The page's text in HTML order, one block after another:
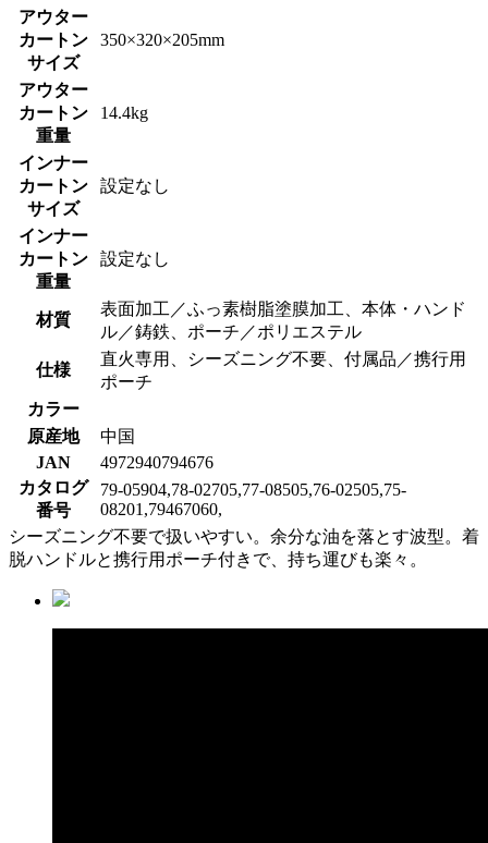
アウター
カートン
サイズ
350×320×205mm
アウター
カートン
重量
14.4kg
インナー
カートン
サイズ
設定なし
インナー
カートン
重量
設定なし
材質
表面加工／ふっ素樹脂塗膜加工、本体・ハンド
ル／鋳鉄、ポーチ／ポリエステル
仕様
直火専用、シーズニング不要、付属品／携行用
ポーチ
カラー
原産地
中国
JAN
4972940794676
カタログ
番号
79-05904,78-02705,77-08505,76-02505,75-
08201,79467060,
シーズニング不要で扱いやすい。余分な油を落とす波型。着
脱ハンドルと携行用ポーチ付きで、持ち運びも楽々。